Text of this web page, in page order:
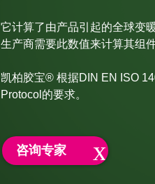
它计算了由产品引起的全球变
生产商需要此数值来计算其组
凯柏胶宝® 根据DIN EN ISO
Protocol的要求。
咨询专家